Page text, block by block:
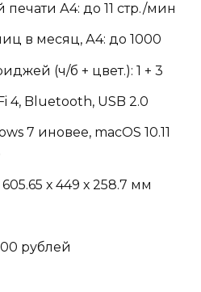
печати А4: до 11 стр./мин
в месяц, А4: до 1000
(ч/б + цвет.): 1 + 3
4, Bluetooth, USB 2.0
7 иновее, macOS 10.11
х 449 х 258.7 мм
рублей